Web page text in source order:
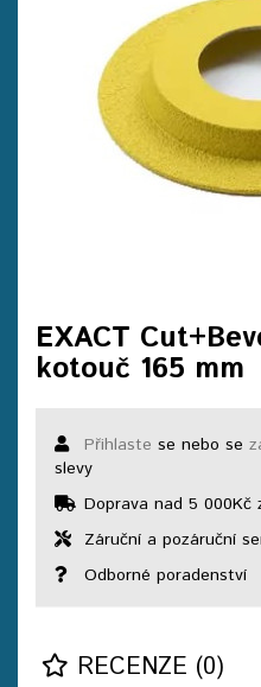
EXACT
kotouč 165 mm
Přihlaste se nebo se
slevy
Doprava nad 5 000Kč
Záruční a pozáruční
Odborné poradenství
RECENZE (0)